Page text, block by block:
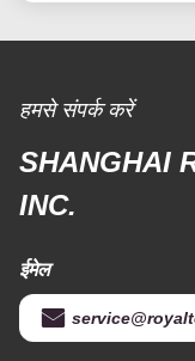
हमसे संपर्क करें
SHANGHAI
INC.
ईमेल